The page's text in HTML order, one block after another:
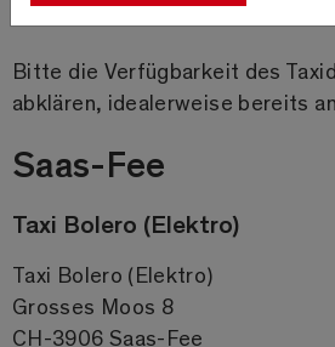
Bitte die Verfügbarkeit des
abklären, idealerweise bereits
Saas-Fee
Taxi Bolero (Elektro)
Taxi Bolero (Elektro)
Grosses Moos 8
CH-3906 Saas-Fee